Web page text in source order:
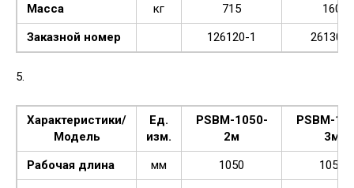
Масса кг 715
160
Заказной номер
126120-1 26130-1
5.
Характеристики/
Модель
Ед.
изм.
PSBM-1050-
2м
PSBM-
3м
Рабочая длина
мм 1050
1050